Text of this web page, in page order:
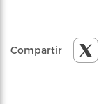
Compartir